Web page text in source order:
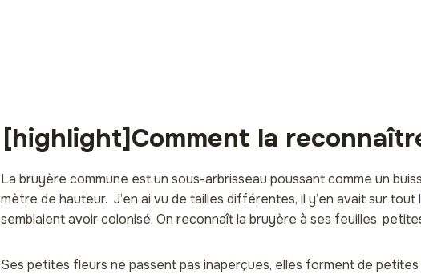
[highlight]Comment la
La bruyère commune est un sous-arbrisseau poussant comme un
mètre de hauteur. J’en ai vu de tailles différentes, il y’en avait sur tout
semblaient avoir colonisé. On reconnaît la bruyère à ses feuilles,
Ses petites fleurs ne passent pas inaperçues, elles forment de petites